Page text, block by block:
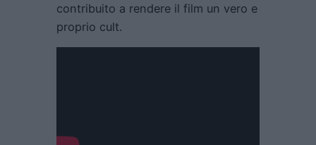
contribuito a rendere il film un vero e
proprio cult.